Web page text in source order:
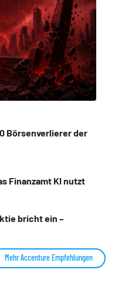
Börsenverlierer der
Finanzamt KI nutzt
bricht ein –
Mehr Accenture Empfehlungen